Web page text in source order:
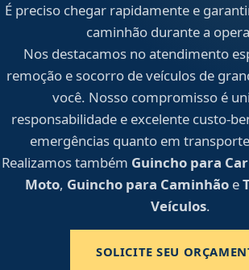
É preciso chegar rapidamente e
caminhão durante a
Nos destacamos no atendimento
remoção e socorro de veículos de
você. Nosso compromisso é
responsabilidade e excelente custo-
emergências quanto em
Realizamos também Guincho para
Moto, Guincho para Caminhãoe
Veículos.
SOLICITE SEU